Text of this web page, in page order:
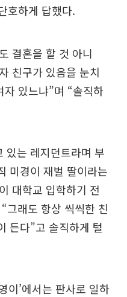
호하게 답했다.
결혼을 할 것 아니
친구가 있음을 눈치
있느냐”며 “솔직하
있는 레지던트라며 부
미경이 재벌 딸이라는
대학교 입학하기 전
그래도 항상 씩씩한 친
든다”고 솔직하게 털
이’에서는 판사로 일하